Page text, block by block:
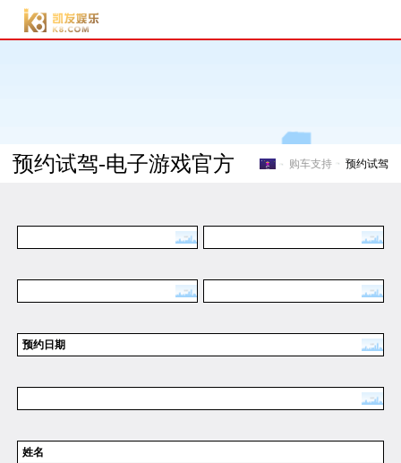
电子游戏官方-电子游
预约试驾-电子游戏官方 购车支持 预约试驾
预约日期
姓名